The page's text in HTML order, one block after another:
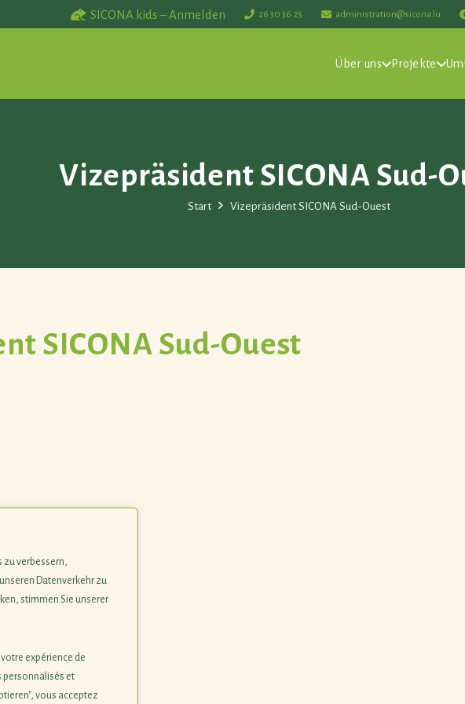
zu verbessern,
Datenverkehr zu
stimmen Sie unserer
expérience de
personnalisés et
vous acceptez
SICONA kids – Anmelden 26 30 36 25 administration@sicona.lu
Über uns Projekte
Vizepräsident SICONA Sud-
Start Vizepräsident SICONA Sud-Ouest
SICONA Sud-Ouest